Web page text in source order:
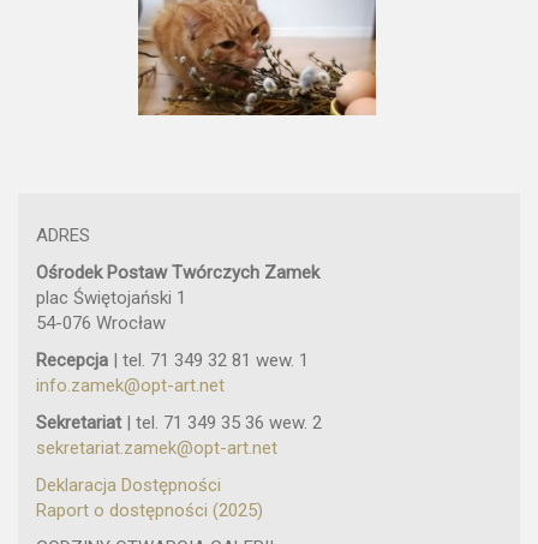
ADRES
Ośrodek Postaw Twórczych Zamek
plac Świętojański 1
54-076 Wrocław
Recepcja | tel. 71 349 32 81 wew. 1
info.zamek@opt-art.net
Sekretariat | tel. 71 349 35 36 wew. 2
sekretariat.zamek@opt-art.net
Deklaracja Dostępności
Raport o dostępności (2025)